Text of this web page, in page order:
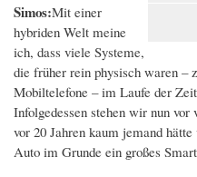
Simos:Mit einer
hybriden Welt meine
ich, dass viele Systeme,
die früher rein physisch waren –
Mobiltelefone – im Laufe der
Infolgedessen stehen wir nun
vor 20 Jahren kaum jemand
Auto im Grunde ein großes